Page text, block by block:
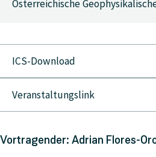
Österreichische
ICS-Download
Veranstaltungslink
Vortragender: Adrian Flores-